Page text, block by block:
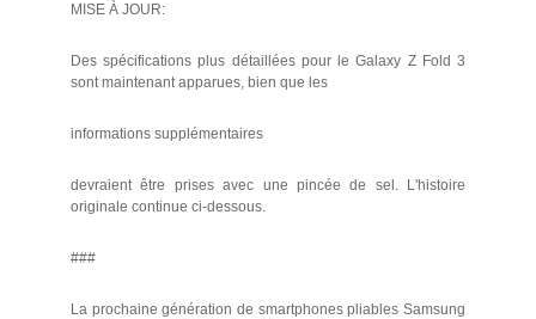
MISE À JOUR:
Des spécifications plus détaillées pour le Galaxy Z Fold 3
sont maintenant apparues, bien que les
informations supplémentaires
devraient être prises avec une pincée de sel. L'histoire
originale continue ci-dessous.
###
La prochaine génération de smartphones pliables Samsung